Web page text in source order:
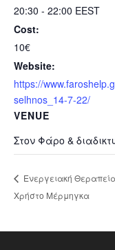
20:30 - 22:00 EEST
Cost:
10€
Website:
https://
selhnos_14-7-22/
VENUE
Στον Φάρο &
Ενεργειακή
Χρήστο Μέρμηγκα